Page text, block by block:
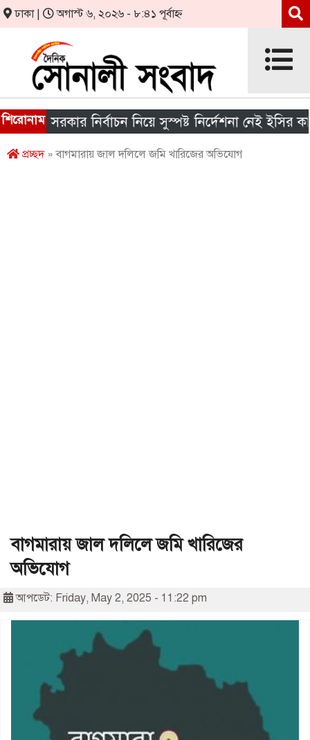
ঢাকা | অগাস্ট ৬, ২০২৬ - ৮:৪১ পূর্বাহ্ন
শিরোনাম
সরকার নির্বাচন নিয়ে সুস্পষ্ট নির্দেশনা নেই ইসির কাছে
প্রচ্ছদ» বাগমারায় জাল দলিলে জমি খারিজের অভিযোগ
বাগমারায় জাল দলিলে জমি খারিজের
অভিযোগ
আপডেট: Friday, May 2, 2025 - 11:22 pm